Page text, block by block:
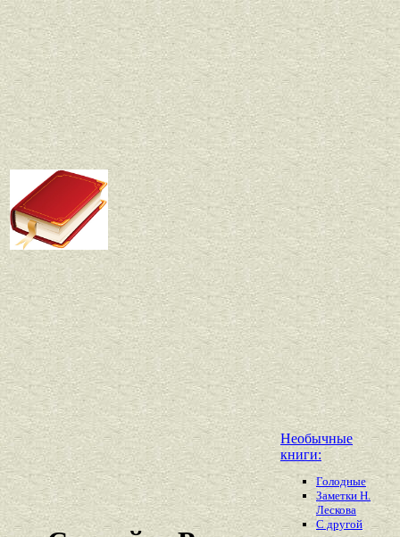
Необычные
книги:
Голодные
Заметки Н.
Лескова
С другой